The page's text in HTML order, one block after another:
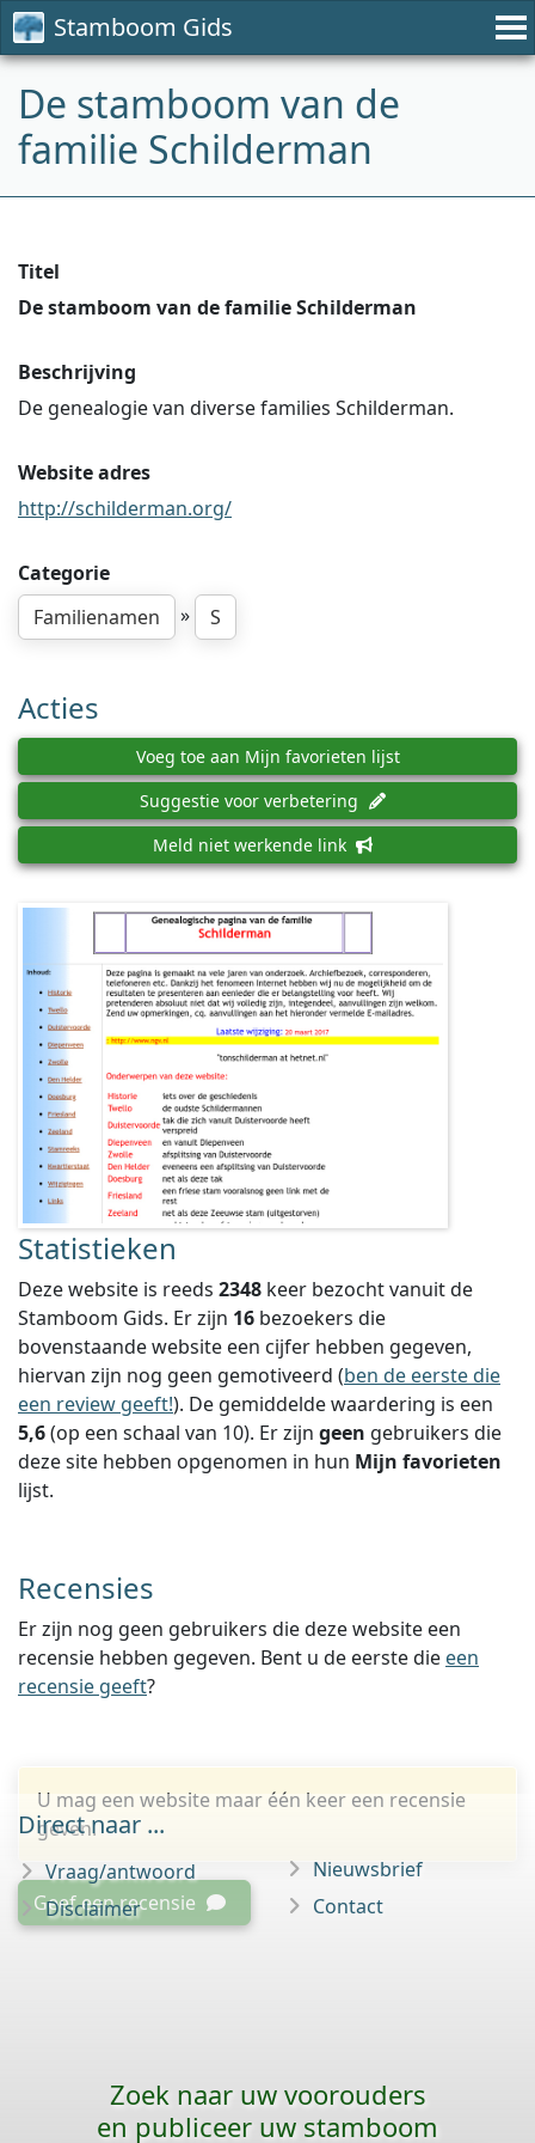
Stamboom Gids
De stamboom van de
familie Schilderman
Titel
De stamboom van de familie Schilderman
Beschrijving
De genealogie van diverse families Schilderman.
Website adres
http://schilderman.org/
Categorie
Familienamen
» S
Acties
Voeg toe aan Mijn favorieten lijst
Suggestie voor verbetering
Meld niet werkende link
Statistieken
Deze website is reeds 2348 keer bezocht vanuit de
Stamboom Gids. Er zijn 16 bezoekers die
bovenstaande website een cijfer hebben gegeven,
hiervan zijn nog geen gemotiveerd (ben de eerste die
een review geeft!). De gemiddelde waardering is een
5,6(op een schaal van 10). Er zijn geen gebruikers die
deze site hebben opgenomen in hun Mijn favorieten
lijst.
Recensies
Er zijn nog geen gebruikers die deze website een
recensie hebben gegeven. Bent u de eerste die een
recensie geeft?
U mag een website maar één keer een recensie
geven.
Geef een recensie
Direct naar ...
Vraag/antwoord
Disclaimer
Nieuwsbrief
Contact
Zoek naar uw voorouders
en publiceer uw stamboom